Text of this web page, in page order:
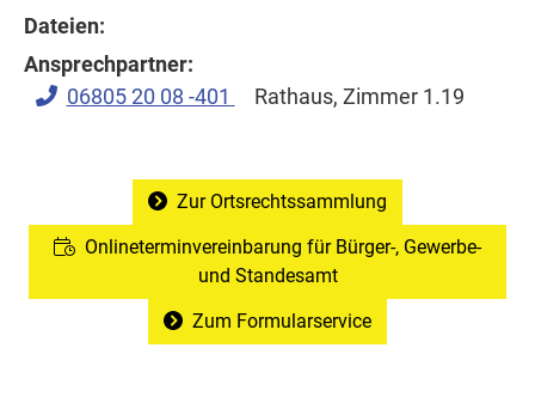
Dateien:
Ansprechpartner:
06805 20 08 -401
Rathaus, Zimmer 1.19
Zur Ortsrechtssammlung
Onlineterminvereinbarung für Bürger-, Gewerbe-
und Standesamt
Zum Formularservice